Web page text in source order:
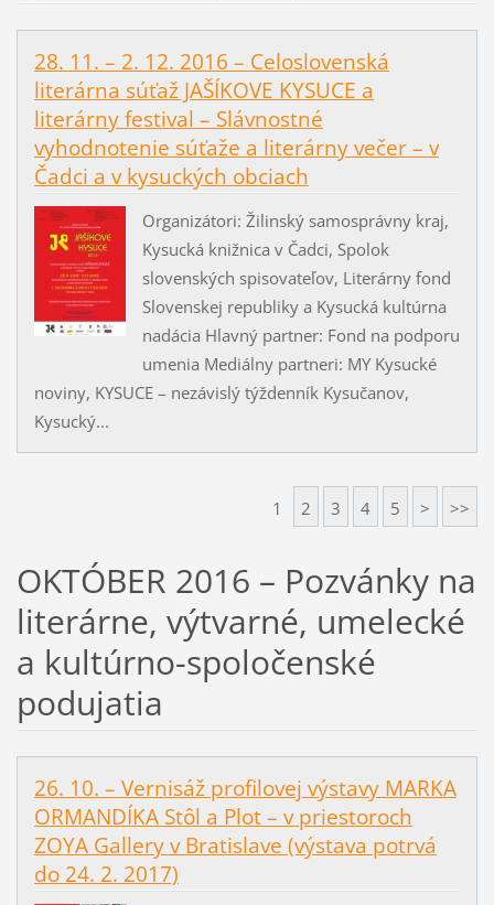
28. 11. – 2. 12. 2016 – Celoslovenská
literárna súťaž JAŠÍKOVE KYSUCE a
literárny festival – Slávnostné
vyhodnotenie súťaže a literárny večer – v
Čadci a v kysuckých obciach
Organizátori: Žilinský samosprávny kraj,
Kysucká knižnica v Čadci, Spolok
slovenských spisovateľov, Literárny fond
Slovenskej republiky a Kysucká kultúrna
nadácia Hlavný partner: Fond na podporu
umenia Mediálny partneri: MY Kysucké
noviny, KYSUCE – nezávislý týždenník Kysučanov,
Kysucký...
1 2 3 4 5 > >>
OKTÓBER 2016 – Pozvánky na
literárne, výtvarné, umelecké
a kultúrno-spoločenské
podujatia
26. 10. – Vernisáž profilovej výstavy MARKA
ORMANDÍKA Stôl a Plot – v priestoroch
ZOYA Gallery v Bratislave (výstava potrvá
do 24. 2. 2017)